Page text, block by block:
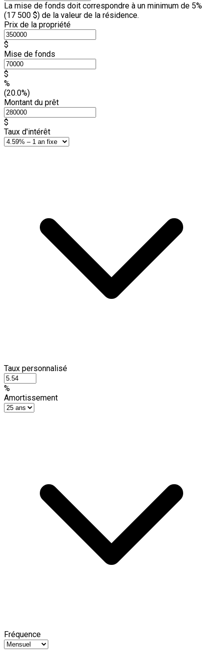
La mise de fonds doit correspondre à un minimum de 5%
(17 500 $) de la valeur de la résidence.
Prix de la propriété
$
Mise de fonds
$
%
(20.0%)
Montant du prêt
$
Taux d'intérêt
Taux personnalisé
%
Amortissement
Fréquence